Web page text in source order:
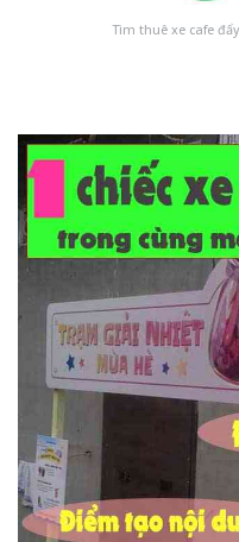
Tìm thuê xe cafe